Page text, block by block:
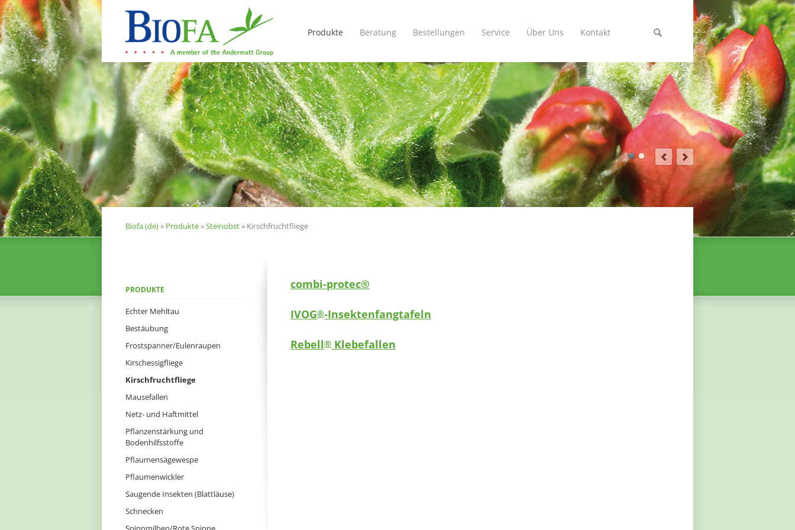
überspringen
Produkte Beratung Bestellungen Service Über Uns
Kontakt
Navigation
überspringen
about
Produkte
Biofa (de)» Produkte»Steinobst» Kirschfruchtfliege
Navigation
PRODUKTE
Echter Mehltau
Bestäubung
Frostspanner/Eulenraupen
Kirschessigfliege
Kirschfruchtfliege
Mausefallen
Netz- und Haftmittel
Pflanzenstärkung und
Bodenhilfsstoffe
Pflaumensägewespe
Pflaumenwickler
Saugende Insekten (Blattläuse)
Schnecken
combi-protec®
IVOG®-Insektenfangtafeln
Rebell® Klebefallen